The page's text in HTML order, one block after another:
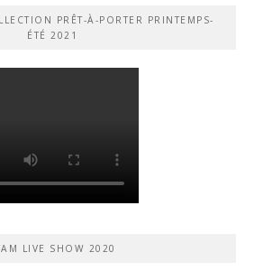
PRÊT-À-PORTER PRINTEMPS-
ÉTÉ 2021
LIVE SHOW 2020